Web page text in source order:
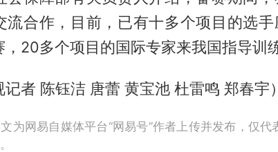
流合作，目前，已有十多个项目的选
20多个项目的国际专家来我国指导训练
记者 陈钰洁 唐蕾 黄宝池 杜雷鸣 郑春宇）
为网易自媒体平台“网易号”作者上传并发布，仅